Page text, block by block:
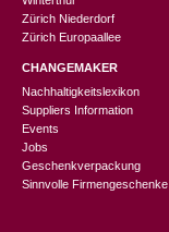
Zürich Niederdorf
Zürich Europaallee
CHANGEMAKER
Nachhaltigkeitslexikon
Suppliers Information
Events
Jobs
Geschenkverpackung
Sinnvolle Firmengeschenke